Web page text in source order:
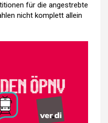
für die angestrebte
nicht komplett allein